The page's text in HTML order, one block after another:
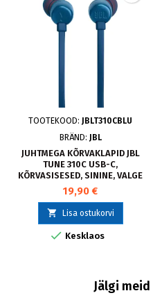
TOOTEKOOD: JBLT310CBLU
BRÄND: JBL
JUHTMEGA KÕRVAKLAPID JBL
TUNE 310C USB-C,
KÕRVASISESED, SININE, VALGE
19,90 €
 Lisa ostukorvi
 Kesklaos
Jälgi